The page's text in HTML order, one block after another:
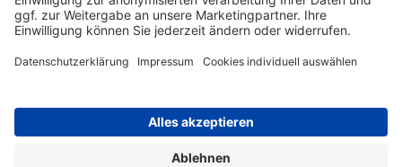
und Toner für alle gängigen Druckermodelle – großer sowie
kleiner Hersteller. Zugleich sind wir Ihr Online Fachhandel für
einrichten, die Werkstatt ausstatten oder den Alltag mit
was Ihren Arbeitsplatz noch komfortabler macht, finden Sie
bei uns auch Bastelspaß, Schulbedarf, Beleuchtung,
für die ganze Familie. Entdecken Sie günstige Angebote und